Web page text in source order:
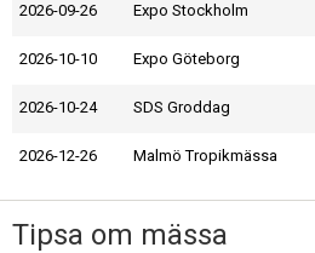
2026-09-26 Expo Stockholm
2026-10-10 Expo Göteborg
2026-10-24 SDS Groddag
2026-12-26 Malmö Tropikmässa
Tipsa om mässa
Terms of Service